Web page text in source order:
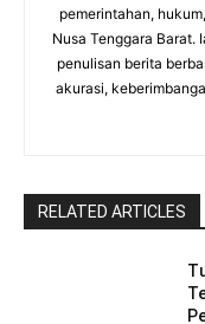
pemerintahan,
Nusa Tenggara Barat.
penulisan berita
akurasi,
RELATED ARTICLES